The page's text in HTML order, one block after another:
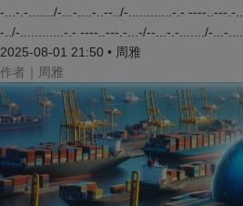
-...-.-......./-...-....-..--../-............-.- ----..---.-
-../-............-.- ----..---.-...-/--...-.-......./-...-
2025-08-01 21:50 • 周雅
作者｜周雅